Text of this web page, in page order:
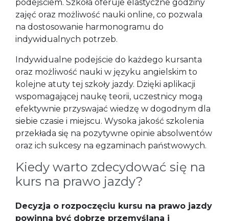
podejściem. Szkoła oferuje elastyczne godziny
zajęć oraz możliwość nauki online, co pozwala
na dostosowanie harmonogramu do
indywidualnych potrzeb.
Indywidualne podejście do każdego kursanta
oraz możliwość nauki w języku angielskim to
kolejne atuty tej szkoły jazdy. Dzięki aplikacji
wspomagającej naukę teorii, uczestnicy mogą
efektywnie przyswajać wiedzę w dogodnym dla
siebie czasie i miejscu. Wysoka jakość szkolenia
przekłada się na pozytywne opinie absolwentów
oraz ich sukcesy na egzaminach państwowych.
Kiedy warto zdecydować się na
kurs na prawo jazdy?
Decyzja o rozpoczęciu kursu na prawo jazdy
powinna być dobrze przemyślana i